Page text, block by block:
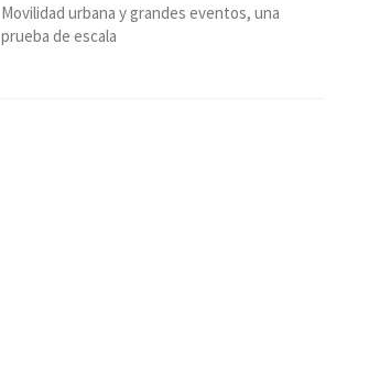
Movilidad urbana y grandes eventos, una
prueba de escala